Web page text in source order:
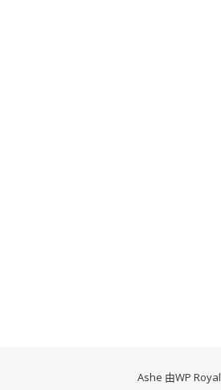
Ashe 由WP Royal